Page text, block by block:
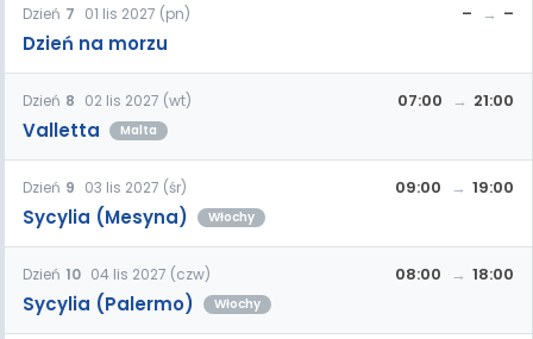
Dzień 7 01 lis 2027 (pn)
Dzień na morzu
– –
Dzień 8 02 lis 2027 (wt)
Valletta Malta
07:00 21:00
Dzień 9 03 lis 2027 (śr)
Sycylia (Mesyna) Włochy
09:00 19:00
Dzień 10 04 lis 2027 (czw)
Sycylia (Palermo) Włochy
08:00 18:00